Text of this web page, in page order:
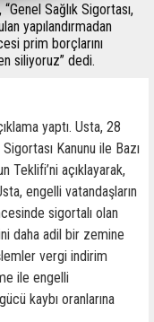
Sağlık Sigortası,
yapılandırmadan
prim borçlarını
siliyoruz” dedi.
yaptı. Usta, 28
Kanunu ile Bazı
Teklifi’ni açıklayarak,
engelli vatandaşların
sigortalı olan
daha adil bir zemine
vergi indirim
ile engelli
kaybı oranlarına